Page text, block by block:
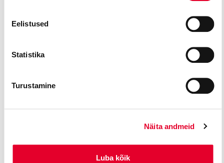
Eelistused
Statistika
Turustamine
Näita andmeid
Luba kõik